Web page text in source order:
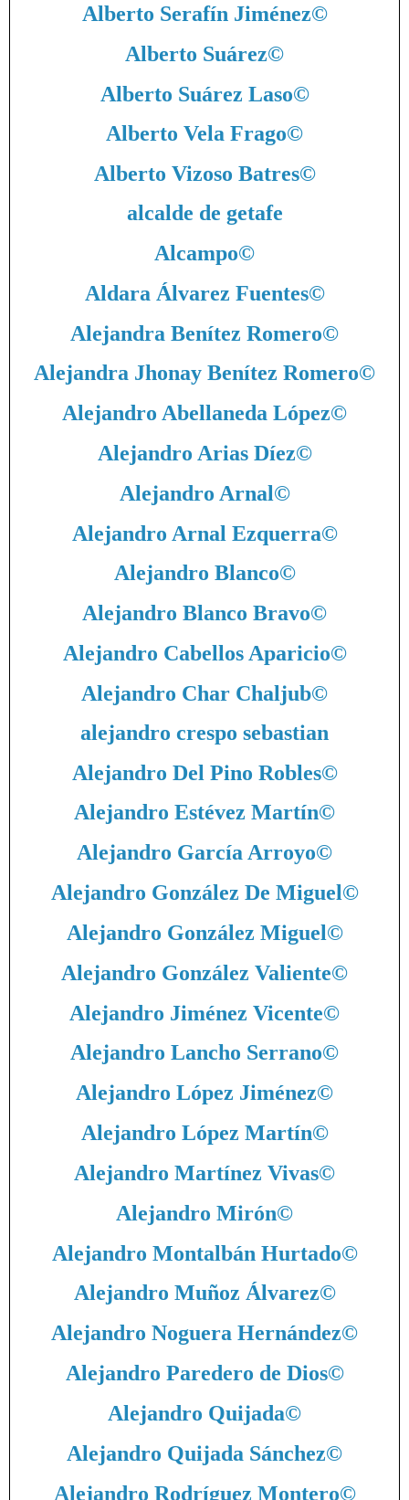
Alberto Serafín Jiménez©
Alberto Suárez©
Alberto Suárez Laso©
Alberto Vela Frago©
Alberto Vizoso Batres©
alcalde de getafe
Alcampo©
Aldara Álvarez Fuentes©
Alejandra Benítez Romero©
Alejandra Jhonay Benítez Romero©
Alejandro Abellaneda López©
Alejandro Arias Díez©
Alejandro Arnal©
Alejandro Arnal Ezquerra©
Alejandro Blanco©
Alejandro Blanco Bravo©
Alejandro Cabellos Aparicio©
Alejandro Char Chaljub©
alejandro crespo sebastian
Alejandro Del Pino Robles©
Alejandro Estévez Martín©
Alejandro García Arroyo©
Alejandro González De Miguel ©
Alejandro González Miguel©
Alejandro González Valiente©
Alejandro Jiménez Vicente©
Alejandro Lancho Serrano©
Alejandro López Jiménez©
Alejandro López Martín©
Alejandro Martínez Vivas©
Alejandro Mirón©
Alejandro Montalbán Hurtado©
Alejandro Muñoz Álvarez©
Alejandro Noguera Hernández©
Alejandro Paredero de Dios©
Alejandro Quijada©
Alejandro Quijada Sánchez©
Alejandro Rodríguez Montero©